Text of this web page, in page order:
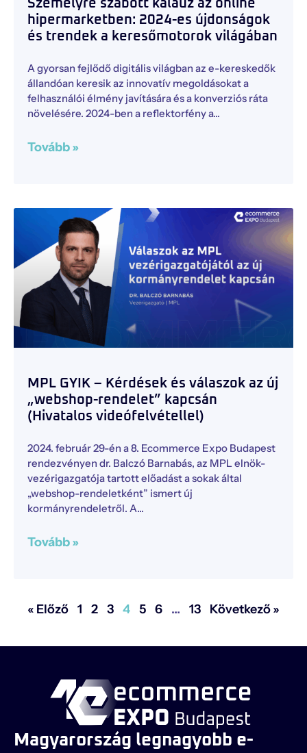
Személyre szabott kalauz az online
hipermarketben: 2024-es újdonságok
és trendek a keresőmotorok világában
A gyorsan fejlődő digitális világban az e-kereskedők
állandóan keresik az innovatív megoldásokat a
felhasználói élmény javítására és a konverziós ráta
növelésére. 2024-ben a reflektorfény a
Tovább »
MPL GYIK – Kérdések és válaszok az új
„webshop-rendelet” kapcsán
(Hivatalos videófelvétellel)
2024. február 29-én a 8. Ecommerce Expo Budapest
rendezvényen dr. Balczó Barnabás, az MPL elnök-
vezérigazgatója tartott előadást a sokak által
„webshop-rendeletként” ismert új
kormányrendeletről. A
Tovább »
« Előző 1 2 3 4 5 6 … 13 Következő »
Magyarország legnagyobb e-